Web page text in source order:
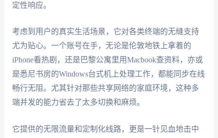
定性响应。
考虑到用户的真实生活场景，它对各类终端的无缝支持
尤为贴心。一个账号在手，无论是伦敦地铁上拿着的
iPhone看热剧，还是巴黎公寓里用Macbook查资料，亦或
是悉尼书房的Windows台式机上处理工作，都能同步在线
畅行无阻。尤其针对那些共享网络的家庭环境，这种多
端并发的能力省去了太多切换和麻烦。
它提供的无限流量和定制化线路，更是一针见血地击中